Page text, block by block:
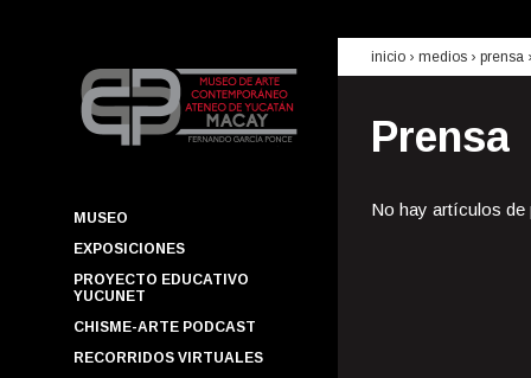
MUSEO
EXPOSICIONES
PROYECTO EDUCATIVO
YUCUNET
CHISME-ARTE PODCAST
RECORRIDOS VIRTUALES
inicio › medios › prensa
Prensa
No hay artículos de